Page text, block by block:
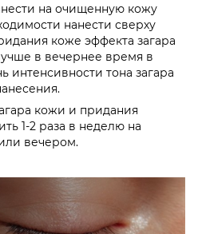
на очищенную кожу
нанести сверху
коже эффекта загара
в вечернее время в
интенсивности тона загара
кожи и придания
1-2 раза в неделю на
вечером.